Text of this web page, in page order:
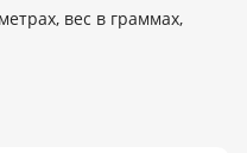
вес в граммах,